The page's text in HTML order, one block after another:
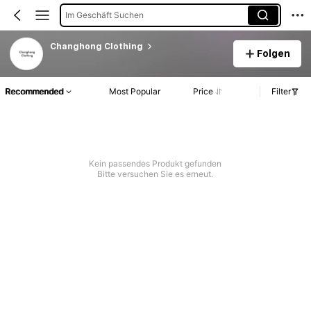
Im Geschäft Suchen
Changhong Clothing
Folgen
Recommended Most Popular Price Filter
Kein passendes Produkt gefunden
Bitte versuchen Sie es erneut.